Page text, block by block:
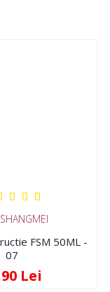
FSM 50ML -
07
Lei